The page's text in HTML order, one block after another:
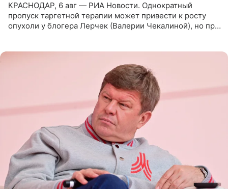
КРАСНОДАР, 6 авг — РИА Новости. Однократный
пропуск таргетной терапии может привести к росту
опухоли у блогера Лерчек (Валерии Чекалиной), но при